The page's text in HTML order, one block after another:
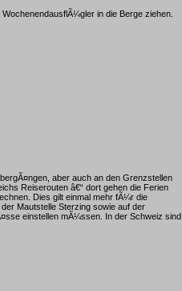
in die Berge ziehen.
aber auch an den Grenzstellen
Reiserouten â€“ dort gehen die Ferien
Dies gilt einmal mehr fÃ¼r die
Mautstelle Sterzing sowie auf der
einstellen mÃ¼ssen. In der Schweiz sind